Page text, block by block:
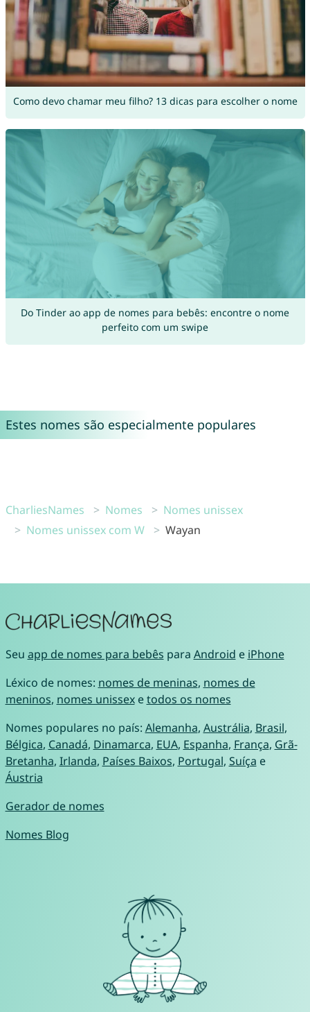
Como devo chamar meu filho? 13 dicas para escolher o nome
Do Tinder ao app de nomes para bebês: encontre o nome
perfeito com um swipe
Estes nomes são especialmente populares
CharliesNames Nomes
Nomes unissex
Nomes unissex com W
Wayan
Seu app de nomes para bebês para Android e iPhone
Léxico de nomes: nomes de meninas, nomes de
meninos, nomes unissexetodos os nomes
Nomes populares no país: Alemanha, Austrália, Brasil,
Bélgica, Canadá, Dinamarca, EUA, Espanha, França, Grã-
Bretanha, Irlanda, Países Baixos, Portugal, Suíça e
Áustria
Gerador de nomes
Nomes Blog